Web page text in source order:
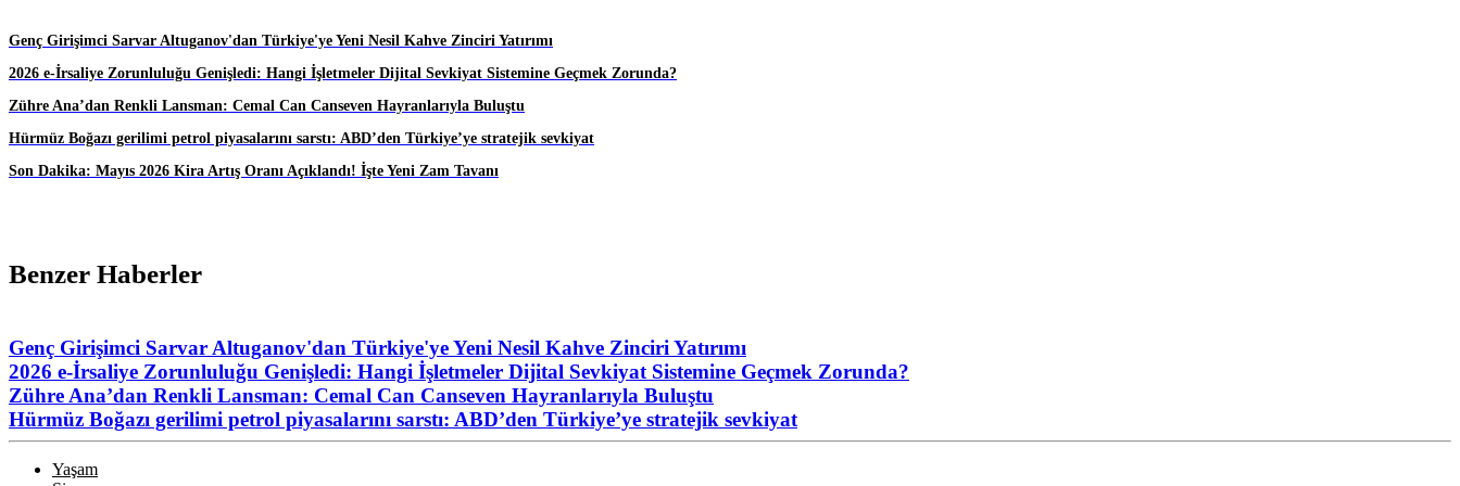
Genç Girişimci Sarvar Altuganov'dan Türkiye'ye Yeni Nesil Kahve Zinciri Yatırımı
2026 e-İrsaliye Zorunluluğu Genişledi: Hangi İşletmeler Dijital Sevkiyat Sistemine Geçmek Zorunda?
Zühre Ana’dan Renkli Lansman: Cemal Can Canseven Hayranlarıyla Buluştu
Hürmüz Boğazı gerilimi petrol piyasalarını sarstı: ABD’den Türkiye’ye stratejik sevkiyat
Son Dakika: Mayıs 2026 Kira Artış Oranı Açıklandı! İşte Yeni Zam Tavanı
Benzer Haberler
Genç Girişimci Sarvar Altuganov'dan Türkiye'ye Yeni Nesil Kahve Zinciri Yatırımı
2026 e-İrsaliye Zorunluluğu Genişledi: Hangi İşletmeler Dijital Sevkiyat Sistemine Geçmek Zorunda?
Zühre Ana’dan Renkli Lansman: Cemal Can Canseven Hayranlarıyla Buluştu
Hürmüz Boğazı gerilimi petrol piyasalarını sarstı: ABD’den Türkiye’ye stratejik sevkiyat
Yaşam